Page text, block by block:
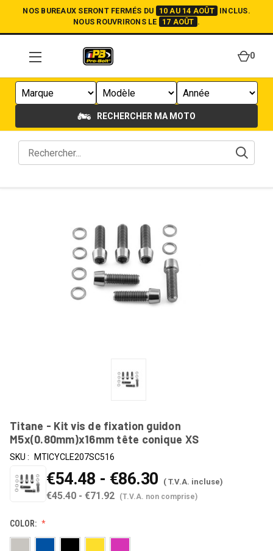
NOS BUREAUX SERONT FERMÉS DU 10 AU 14 AOÛT
INCLUS.
NOUS ROUVRIRONS LE
17 AOÛT .
0
RECHERCHER MA MOTO
Titane - Kit vis de fixation guidon
M5x(0.80mm)x16mm tête conique XS
SKU : MTICYCLE207SC516
€54.48 - €86.30 ( T.V.A. incluse)
€45.40 - €71.92 (T.V.A. non comprise)
COLOR: